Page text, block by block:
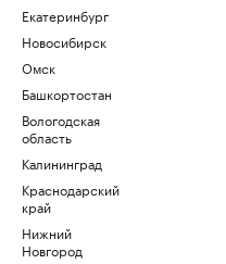
Екатеринбург
Новосибирск
Омск
Башкортостан
Вологодская
область
Калининград
Краснодарский
край
Нижний
Новгород